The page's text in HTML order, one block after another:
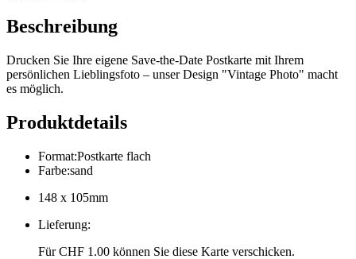
Beschreibung
Drucken Sie Ihre eigene Save-the-Date Postkarte mit Ihrem
persönlichen Lieblingsfoto – unser Design "Vintage Photo" macht
es möglich.
Produktdetails
Format:Postkarte flach
Farbe:sand
148 x 105mm
Lieferung:
Für CHF 1.00 können Sie diese Karte verschicken.